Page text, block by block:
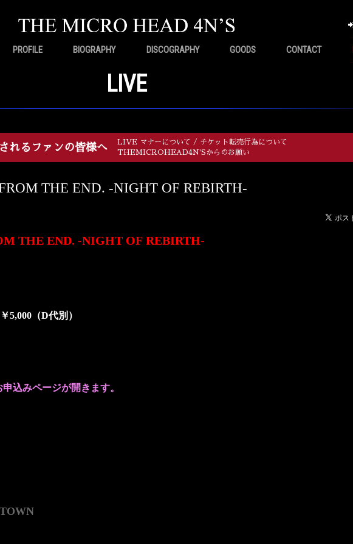
PROFILE BIOGRAPHY DISCOGRAPHY GOODS CONTACT
LIVE
れるファンの皆様へ
LIVE マナーについて / チケット転売行為について
THEMICROHEAD4N'Sからのお願い
THE END. -NIGHT OF REBIRTH-
THE END. -NIGHT OF REBIRTH-
5,000（D代別）
込みページが開きます。